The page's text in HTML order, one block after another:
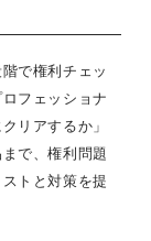
で権利チェッ
フェッショナ
リアするか」
で、権利問題
トと対策を提